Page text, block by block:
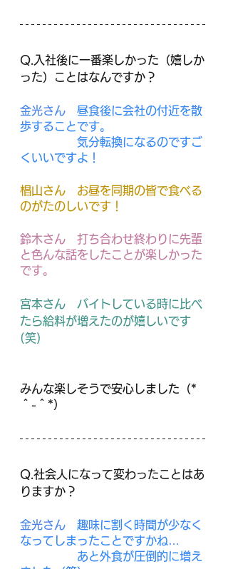
Q.入社後に一番楽しかった（嬉しか
った）ことはなんですか？
金光さん 昼食後に会社の付近を散
歩することです。
気分転換になるのですご
くいいですよ！
椙山さん お昼を同期の皆で食べる
のがたのしいです！
鈴木さん 打ち合わせ終わりに先輩
と色んな話をしたことが楽しかった
です。
宮本さん バイトしている時に比べ
たら給料が増えたのが嬉しいです
(笑)
みんな楽しそうで安心しました（*
＾-＾*）
Q.社会人になって変わったことはあ
りますか？
金光さん 趣味に割く時間が少なく
なってしまったことですかね…
あと外食が圧倒的に増え